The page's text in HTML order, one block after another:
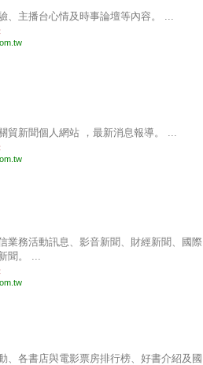
、主播台心情及時事論壇等內容。 ...
貿新聞個人網站 ，最新消息報導。 ...
業務活動訊息、影音新聞、財經新聞、國際
聞。 ...
、各書店與電影票房排行榜、好書介紹及國